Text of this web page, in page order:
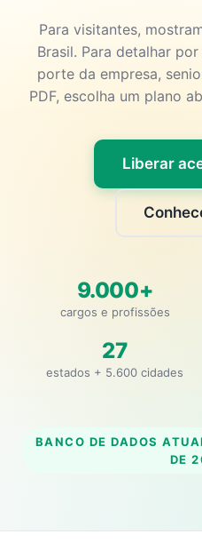
Para visitantes,
Brasil. Para detalhar
porte da empresa,
PDF, escolha um plano
Liberar
9.000+
cargos e profissões
27
estados + 5.600 cidades
BANCO DE DADOS
DE